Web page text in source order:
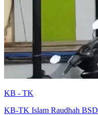
KB - TK
KB-TK Islam Raudhah BSD